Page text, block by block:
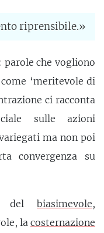
riprensibile.»
parole che vogliono
‘meritevole di
ci racconta
sulle azioni
ma non poi
convergenza su
del biasimevole,
la costernazione